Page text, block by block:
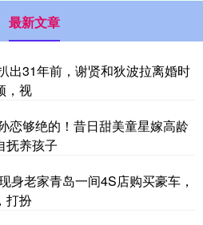
最新文章
出31年前，谢贤和狄波拉离婚时
，视
恋够绝的！昔日甜美童星嫁高龄
抚养孩子
身老家青岛一间4S店购买豪车，
打扮